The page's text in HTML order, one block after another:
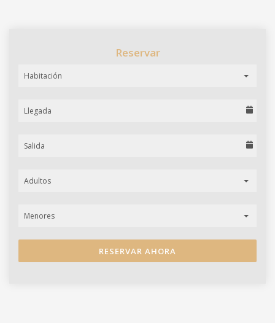
Reservar
Habitación
Adultos
Menores
RESERVAR AHORA